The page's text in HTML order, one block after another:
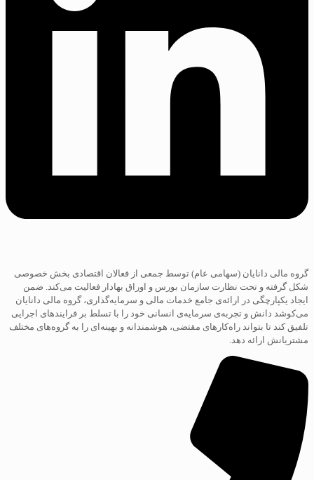
گروه مالی دانایان (سهامی عام) توسط جمعی از فعالان اقتصادی بخش خصوصی
شکل گرفته و تحت نظارت سازمان بورس و اوراق بهادار فعالیت می‌کند. ضمن
ایجاد یکپارچگی در ارائه‌ی جامع خدمات مالی و سرمایه‌گذاری، گروه مالی دانایان
می‌کوشد دانش و تجربه‌ی سرمایه‌ی انسانی خود را با تسلط بر فرایند‌های اجرایی
تلفیق کند تا بتواند راه‌کارهای مقتضی، هوشمندانه و بهینه‌ای را به گروه‌های مختلف
مشتریانش ارائه دهد.